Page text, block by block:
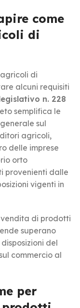
come
di
di
alcuni requisiti
n. 228
semplifica le
sul
agricoli,
delle imprese
orto
provenienti dalle
vigenti in
di prodotti
superano
del
commercio al
per